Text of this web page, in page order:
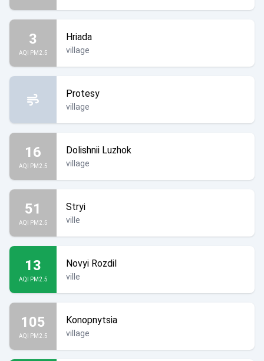
3
AQI PM2.5
Hriada
village
Protesy
village
16
AQI PM2.5
Dolishnii Luzhok
village
51
AQI PM2.5
Stryi
ville
13
AQI PM2.5
Novyi Rozdil
ville
105
AQI PM2.5
Konopnytsia
village